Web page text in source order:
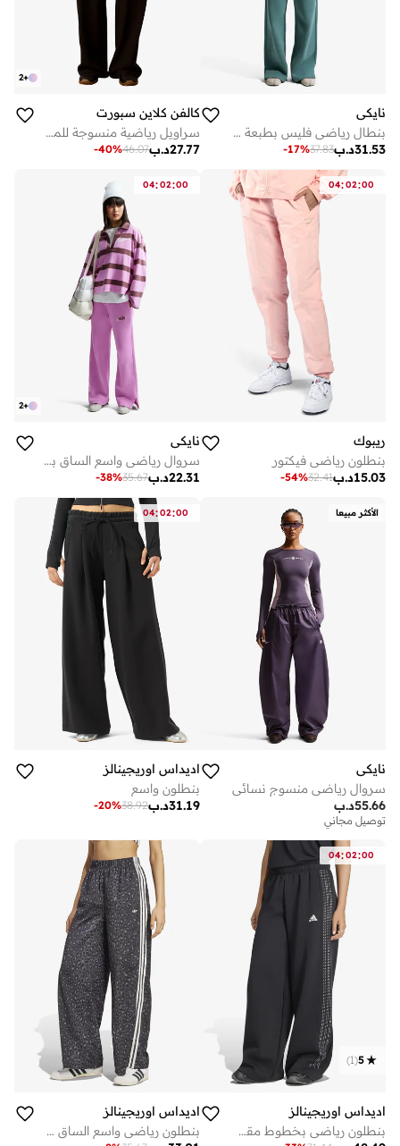
نايكي
بنطال رياضي فليس بطبعة فينيكس
د.ب31.53
37.83
-17%
+
2
كالفن كلاين سبورت
سراويل رياضية منسوجة للمتنقلين
د.ب27.77
46.07
-40%
04:02:00
ريبوك
بنطلون رياضي فيكتور
د.ب15.03
32.41
-54%
04:02:00
+
2
نايكي
سروال رياضي واسع الساق بشعار فينيكس من نايكي فليس عالي الخصر
د.ب22.31
35.67
-38%
الأكثر مبيعا
نايكي
سروال رياضي منسوج نسائي
د.ب55.66
توصيل مجاني
04:02:00
اديداس اوريجينالز
بنطلون واسع
د.ب31.19
38.92
-20%
04:02:00
5
(
1
)
اديداس اوريجينالز
بنطلون رياضي بخطوط مقصوصة
اديداس اوريجينالز
بنطلون رياضي واسع الساق بشعار أساسي